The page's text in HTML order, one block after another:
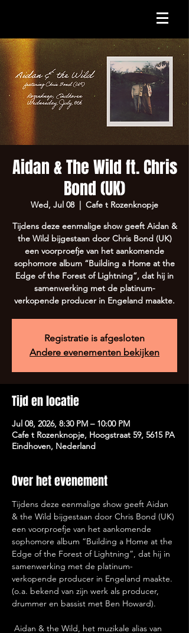
Aidan & The Wild ft. Chris
Bond (UK)
Wed, Jul 08
  |
Cafe t Rozenknopje
Tijdens deze eenmalige show geeft Aidan &
the Wild bijgestaan door Chris Bond (UK)
een voorproefje van het aankomende
sophomore album “Building a Home at the
Edge of the Forest of Lightning”, dat hij in
samenwerking met de platinum-
verkopende producer in Engeland maakte.
Registratie is afgesloten
Andere evenementen bekijken
Tijd en locatie
Jul 08, 2026, 8:30 PM – 10:00 PM
Cafe t Rozenknopje, Hoogstraat 59, 5615 PA
Eindhoven, Nederland
Over het evenement
Tijdens deze eenmalige show geeft Aidan
& the Wild bijgestaan door Chris Bond (UK)
een voorproefje van het aankomende
sophomore album “Building a Home at the
Edge of the Forest of Lightning”, dat hij in
samenwerking met de platinum-
verkopende producer in Engeland maakte.
(o.a. bekend van zijn werk als producer,
drummer en bassist met Ben Howard).